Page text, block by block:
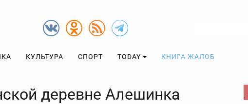
КУЛЬТУРА СПОРТ TODAY КНИГА ЖАЛОБ
деревне Алешинка